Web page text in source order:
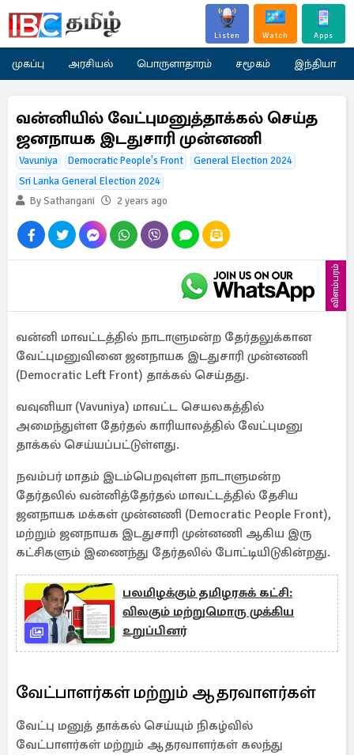
Listen Watch Apps
முகப்பு அரசியல் பொருளாதாரம் சமூகம் இந்தியா
வன்னியில் வேட்புமனுத்தாக்கல் செய்த
ஜனநாயக இடதுசாரி முன்னணி
Vavuniya Democratic People's Front
General Election 2024
Sri Lanka General Election 2024
By Sathangani
2 years ago
விளம்பரம்
வன்னி மாவட்டத்தில் நாடாளுமன்ற தேர்தலுக்கான
வேட்புமனுவினை ஜனநாயக இடதுசாரி முன்னணி
(Democratic Left Front) தாக்கல் செய்தது.
வவுனியா (Vavuniya) மாவட்ட செயலகத்தில்
அமைந்துள்ள தேர்தல் காரியாலத்தில் வேட்புமனு
தாக்கல் செய்யப்பட்டுள்ளது.
நவம்பர் மாதம் இடம்பெறவுள்ள நாடாளுமன்ற
தேர்தலில் வன்னித்தேர்தல் மாவட்டத்தில் தேசிய
ஜனநாயக மக்கள் முன்னணி (Democratic People Front),
மற்றும் ஜனநாயக இடதுசாரி முன்னணி ஆகிய இரு
கட்சிகளும் இணைந்து தேர்தலில் போட்டியிடுகின்றது.
பலமிழக்கும் தமிழரசுக் கட்சி:
விலகும் மற்றுமொரு முக்கிய
உறுப்பினர்
வேட்பாளர்கள் மற்றும் ஆதரவாளர்கள்
வேட்பு மனுத் தாக்கல் செய்யும் நிகழ்வில்
வேட்பாளர்கள் மற்றும் ஆதரவாளர்கள் கலந்து